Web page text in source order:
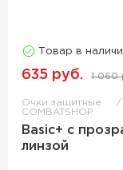
Товар в
635 руб. 1 060
Очки защитные
COMBATSHOP
Basic+ с
линзой